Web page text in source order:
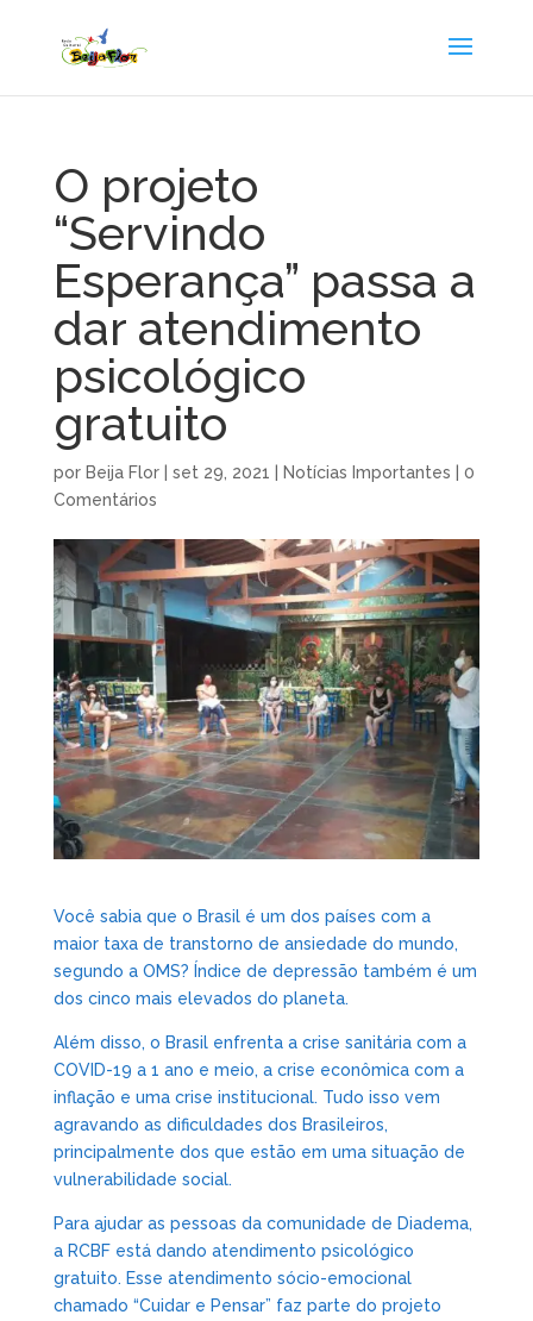
O projeto
“Servindo
Esperança” passa a
dar atendimento
psicológico
gratuito
por Beija Flor| set 29, 2021 Notícias Importantes
0
Comentários
Você sabia que o Brasil é um dos países com a
maior taxa de transtorno de ansiedade do mundo,
segundo a OMS? Índice de depressão também é um
dos cinco mais elevados do planeta.
Além disso, o Brasil enfrenta a crise sanitária com a
COVID-19 a 1 ano e meio, a crise econômica com a
inflação e uma crise institucional. Tudo isso vem
agravando as dificuldades dos Brasileiros,
principalmente dos que estão em uma situação de
vulnerabilidade social.
Para ajudar as pessoas da comunidade de Diadema,
a RCBF está dando atendimento psicológico
gratuito. Esse atendimento sócio-emocional
chamado “Cuidar e Pensar” faz parte do projeto